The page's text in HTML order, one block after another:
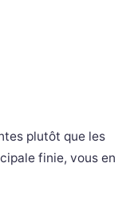
plutôt que les
finie, vous en